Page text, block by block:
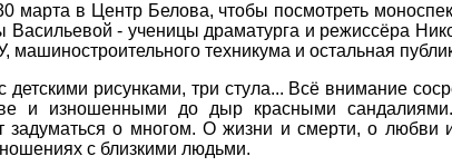
марта в Центр Белова, чтобы посмотреть
Васильевой - ученицы драматурга и режиссёра
машиностроительного техникума и остальная
рисунками, три стула... Всё внимание
и изношенными до дыр красными
задуматься о многом. О жизни и смерти, о
с близкими людьми.